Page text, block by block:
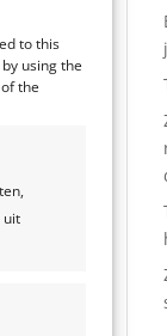
to this
using the
the
uit
voor